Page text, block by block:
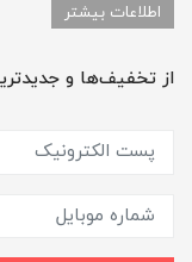
اطلاعات بیشتر
از تخفیف‌ها و